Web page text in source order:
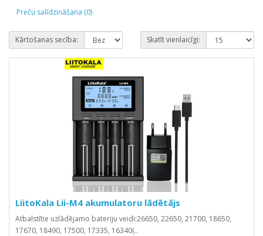
Preču salīdzināšana (0)
Kārtošanas secība: Skatīt vienlaicīgi:
LiitoKala Lii-M4 akumulatoru lādētājs
Atbalstītie uzlādējamo bateriju veidi:26650, 22650, 21700, 18650,
17670, 18490, 17500, 17335, 16340(..